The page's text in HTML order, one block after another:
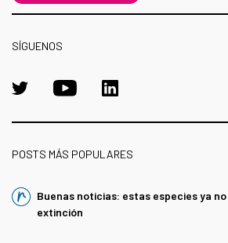
SÍGUENOS
POSTS MÁS POPULARES
Buenas noticias: estas especies ya
extinción